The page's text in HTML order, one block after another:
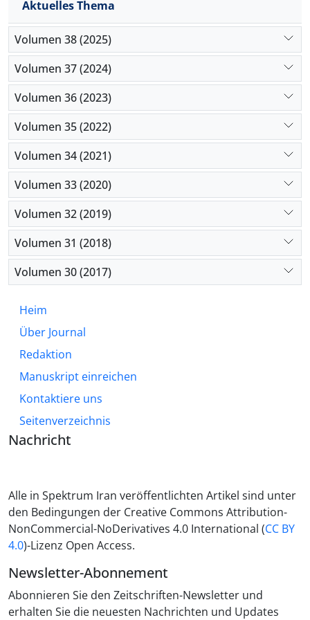
Aktuelles Thema
Volumen 38 (2025)
Volumen 37 (2024)
Volumen 36 (2023)
Volumen 35 (2022)
Volumen 34 (2021)
Volumen 33 (2020)
Volumen 32 (2019)
Volumen 31 (2018)
Volumen 30 (2017)
Heim
Über Journal
Redaktion
Manuskript einreichen
Kontaktiere uns
Seitenverzeichnis
Nachricht
Alle in Spektrum Iran veröffentlichten Artikel sind unter
den Bedingungen der Creative Commons Attribution-
NonCommercial-NoDerivatives 4.0 International (CC BY
4.0)-Lizenz Open Access.
Newsletter-Abonnement
Abonnieren Sie den Zeitschriften-Newsletter und
erhalten Sie die neuesten Nachrichten und Updates